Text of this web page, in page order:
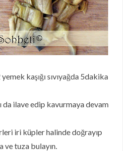
kaşığı sıvıyağda 5dakika
da ilave edip kavurmaya devam
iri küpler halinde doğrayıp
ve tuza bulayın.